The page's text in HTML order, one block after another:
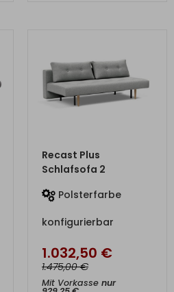
Recast Plus
Schlafsofa 2
Polsterfarbe
konfigurierbar
1.032,50 €
1.475,00€
Mit Vorkasse nur